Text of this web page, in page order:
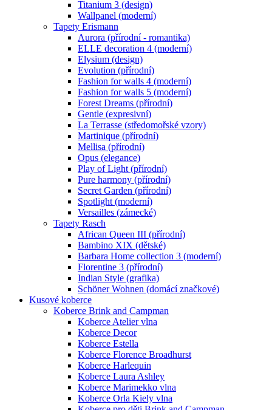
Titanium 3 (design)
Wallpanel (moderní)
Tapety Erismann
Aurora (přírodní - romantika)
ELLE decoration 4 (moderní)
Elysium (design)
Evolution (přírodní)
Fashion for walls 4 (moderní)
Fashion for walls 5 (moderní)
Forest Dreams (přírodní)
Gentle (expresivní)
La Terrasse (středomořské vzory)
Martinique (přírodní)
Mellisa (přírodní)
Opus (elegance)
Play of Light (přírodní)
Pure harmony (přírodní)
Secret Garden (přírodní)
Spotlight (moderní)
Versailles (zámecké)
Tapety Rasch
African Queen III (přírodní)
Bambino XIX (dětské)
Barbara Home collection 3 (moderní)
Florentine 3 (přírodní)
Indian Style (grafika)
Schöner Wohnen (domácí značkové)
Kusové koberce
Koberce Brink and Campman
Koberce Atelier vlna
Koberce Decor
Koberce Estella
Koberce Florence Broadhurst
Koberce Harlequin
Koberce Laura Ashley
Koberce Marimekko vlna
Koberce Orla Kiely vlna